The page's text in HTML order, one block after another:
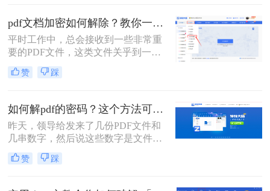
时，就会很麻烦。这时我们就需要对
其进行解密，以方便后续的操作，那
有什么办法能进行PDF解密呢？当然
有，今天小编就为大家推荐个方法，
大家一起看看pdf如何解除密码吧！
pdf文档加密如何解除？教你一招解除PDF权限密码！
平时工作中，总会接收到一些非常重
要的PDF文件，这类文件关乎到一些
机密信息，所以我们需要对这类文件
进行加密处理；那么pdf文档加密如何
大家有所帮助！
赞 踩
如何解pdf的密码？这个方法可以试一试1
昨天，领导给发来了几份PDF文件和
几串数字，然后说这些数字是文件的
密码，让我将这几份文件里面的信息
整理一下，汇总成一个文档发给他。
的开关文件，感觉非常的不方便，于
赞 踩